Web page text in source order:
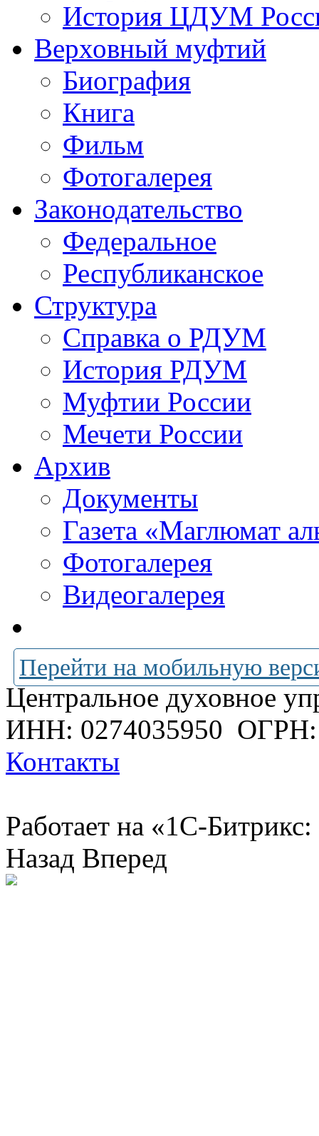
История ЦДУМ
Верховный муфтий
Биография
Книга
Фильм
Фотогалерея
Законодательство
Федеральное
Республиканское
Структура
Справка о РДУМ
История РДУМ
Муфтии России
Мечети России
Архив
Документы
Газета «Маглюмат
Фотогалерея
Видеогалерея
Перейти на мобильную
Центральное духовное
ИНН: 0274035950 ОГРН:
Контакты
Работает на «1С-
Назад Вперед